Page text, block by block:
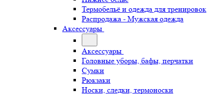
Термобельё и одежда для тренировок
Распродажа - Мужская одежда
Аксессуары
Аксессуары
Головные уборы, бафы, перчатки
Сумки
Рюкзаки
Носки, следки, термоноски